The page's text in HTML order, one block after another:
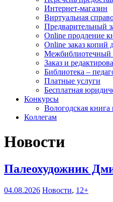
Интернет-магазин
Виртуальная
Предварительный
Online продление
Online заказ копий
Межбиблиотечный
Заказ и
Библиотека –
Платные услуги
Бесплатная
Конкурсы
Вологодская книга
Коллегам
Новости
Палеохудожник
04.08.2026 Новости, 12+